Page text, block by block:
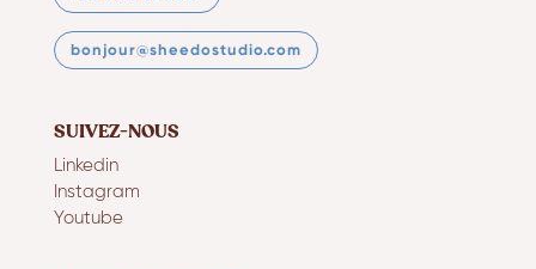
bonjour@sheedostudio.com
SUIVEZ-NOUS
Linkedin
Instagram
Youtube